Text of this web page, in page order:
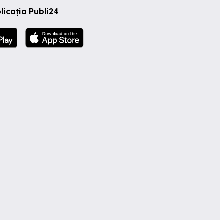
Publi24